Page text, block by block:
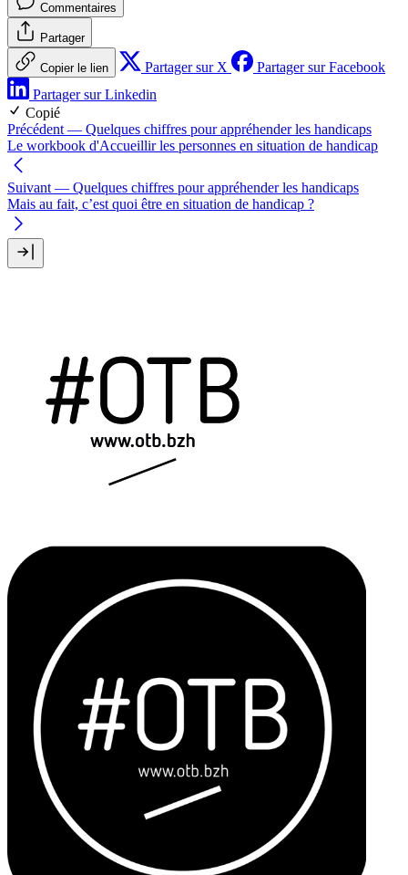
Commentaires
Partager
Copier le lien Partager sur X
Partager sur Facebook
Partager sur Linkedin
Copié
Précédent — Quelques chiffres pour appréhender les handicaps
Le workbook d'Accueillir les personnes en situation de handicap
Suivant — Quelques chiffres pour appréhender les handicaps
Mais au fait, c’est quoi être en situation de handicap ?